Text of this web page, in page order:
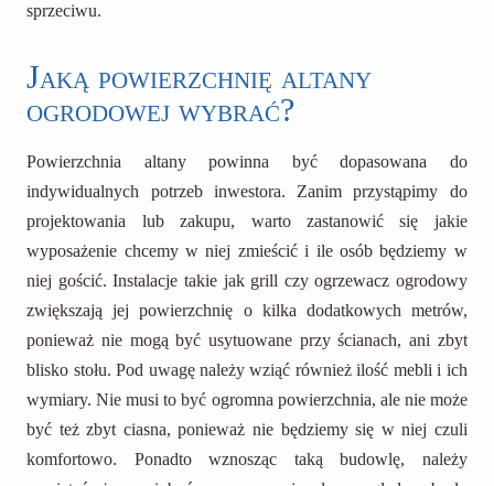
sprzeciwu.
Jaką powierzchnię altany
ogrodowej wybrać?
Powierzchnia altany powinna być dopasowana do
indywidualnych potrzeb inwestora. Zanim przystąpimy do
projektowania lub zakupu, warto zastanowić się jakie
wyposażenie chcemy w niej zmieścić i ile osób będziemy w
niej gościć. Instalacje takie jak grill czy ogrzewacz ogrodowy
zwiększają jej powierzchnię o kilka dodatkowych metrów,
ponieważ nie mogą być usytuowane przy ścianach, ani zbyt
blisko stołu. Pod uwagę należy wziąć również ilość mebli i ich
wymiary. Nie musi to być ogromna powierzchnia, ale nie może
być też zbyt ciasna, ponieważ nie będziemy się w niej czuli
komfortowo. Ponadto wznosząc taką budowlę, należy